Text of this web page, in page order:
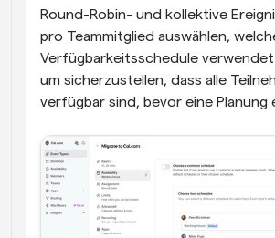
Round-Robin- und kollektive
pro Teammitglied auswählen,
Verfügbarkeitsschedule
um sicherzustellen, dass alle
verfügbar sind, bevor eine Planung